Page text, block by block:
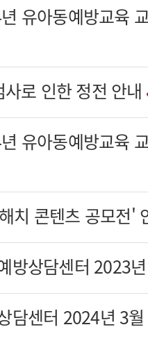
유아동예방교육
로 인한 정전 안내
유아동예방교육
치 콘텐츠 공모전'
방상담센터 2023
담센터 2024년 3